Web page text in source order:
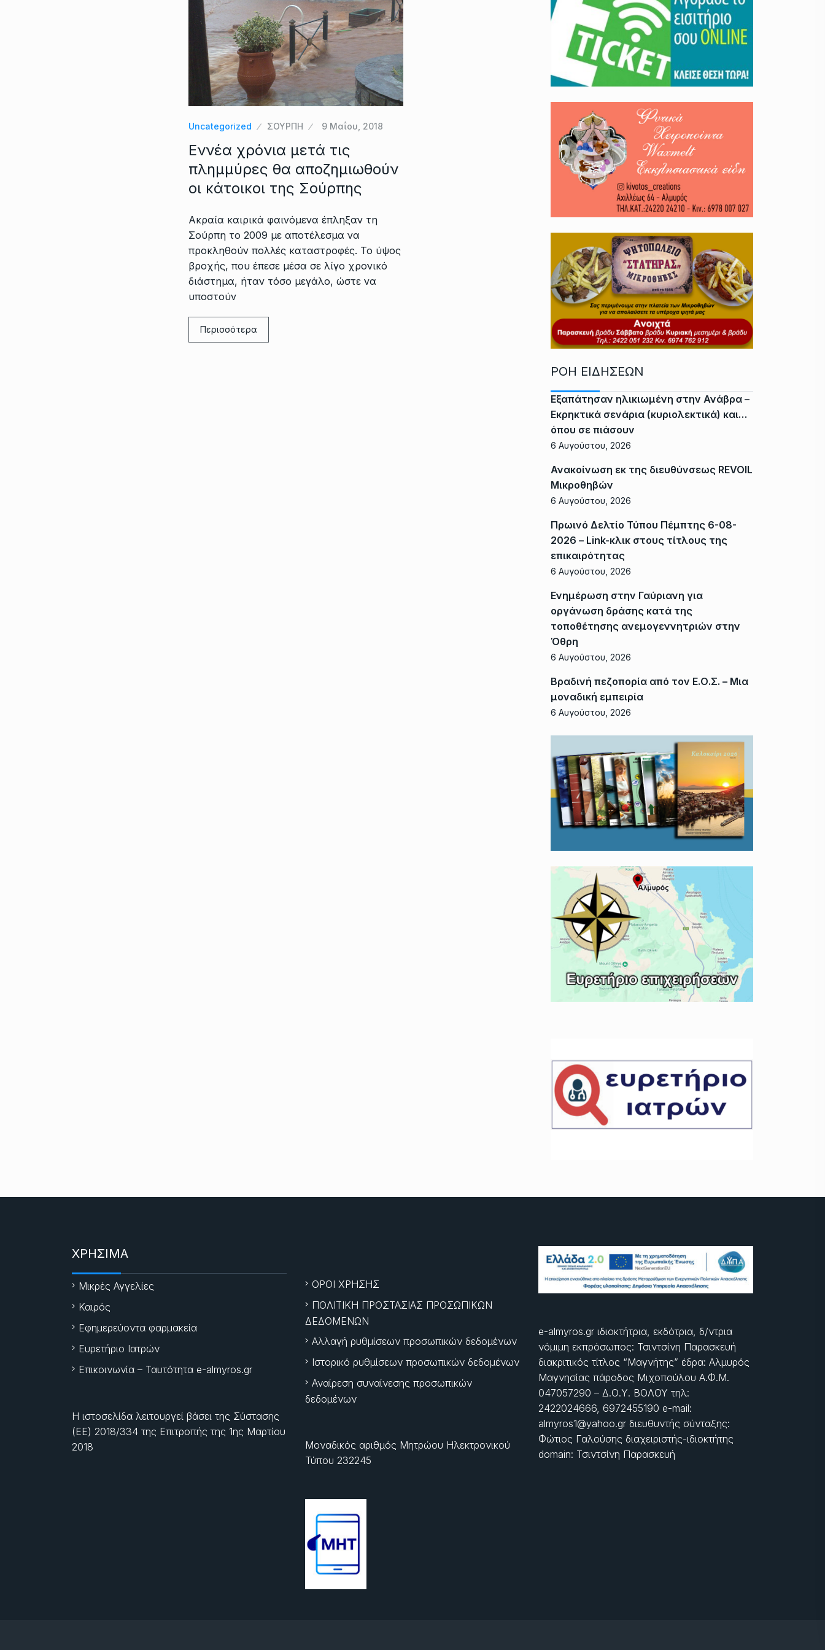
Uncategorized ΣΟΥΡΠΗ 9 Μαΐου, 2018
Εννέα χρόνια μετά τις
πλημμύρες θα αποζημιωθούν
οι κάτοικοι της Σούρπης
Ακραία καιρικά φαινόμενα έπληξαν τη
Σούρπη το 2009 με αποτέλεσμα να
προκληθούν πολλές καταστροφές. Το ύψος
βροχής, που έπεσε μέσα σε λίγο χρονικό
διάστημα, ήταν τόσο μεγάλο, ώστε να
υποστούν
Περισσότερα
ΡΟΗ ΕΙΔΗΣΕΩΝ
Εξαπάτησαν ηλικιωμένη στην Ανάβρα –
Εκρηκτικά σενάρια (κυριολεκτικά) και…
όπου σε πιάσουν
6 Αυγούστου, 2026
Ανακοίνωση εκ της διευθύνσεως REVOIL
Μικροθηβών
6 Αυγούστου, 2026
Πρωινό Δελτίο Τύπου Πέμπτης 6-08-
2026 – Link-κλικ στους τίτλους της
επικαιρότητας
6 Αυγούστου, 2026
Ενημέρωση στην Γαύριανη για
οργάνωση δράσης κατά της
τοποθέτησης ανεμογεννητριών στην
Όθρη
6 Αυγούστου, 2026
Βραδινή πεζοπορία από τον Ε.Ο.Σ. – Μια
μοναδική εμπειρία
6 Αυγούστου, 2026
ΧΡΗΣΙΜΑ
Μικρές Αγγελίες
Καιρός
Εφημερεύοντα φαρμακεία
Ευρετήριο Ιατρών
Επικοινωνία – Ταυτότητα e-almyros.gr
Η ιστοσελίδα λειτουργεί βάσει της Σύστασης
(ΕΕ) 2018/334 της Επιτροπής της 1ης Μαρτίου
2018
ΟΡΟΙ ΧΡΗΣΗΣ
ΠΟΛΙΤΙΚΗ ΠΡΟΣΤΑΣΙΑΣ ΠΡΟΣΩΠΙΚΩΝ
ΔΕΔΟΜΕΝΩΝ
Αλλαγή ρυθμίσεων προσωπικών δεδομένων
Ιστορικό ρυθμίσεων προσωπικών δεδομένων
Αναίρεση συναίνεσης προσωπικών
δεδομένων
Μοναδικός αριθμός Μητρώου Ηλεκτρονικού
Τύπου 232245
e-almyros.gr ιδιοκτήτρια, εκδότρια, δ/ντρια
νόμιμη εκπρόσωπος: Τσιντσίνη Παρασκευή
διακριτικός τίτλος “Μαγνήτης” έδρα: Αλμυρός
Μαγνησίας πάροδος Μιχοπούλου Α.Φ.Μ.
047057290 – Δ.Ο.Υ. ΒΟΛΟΥ τηλ:
2422024666, 6972455190 e-mail:
almyros1@yahoo.gr διευθυντής σύνταξης:
Φώτιος Γαλούσης διαχειριστής-ιδιοκτήτης
domain: Τσιντσίνη Παρασκευή